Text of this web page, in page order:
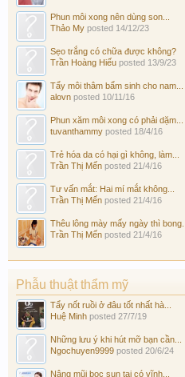
Phun môi xong nên dùng son...
Thảo My posted 14/12/23
Sẹo trắng có chữa được không?
Trần Hoàng Hiếu posted 13/9/23
Tẩy môi thâm bẩm sinh cho nam...
alovn posted 10/11/16
Phun xăm môi xong có phải dặm...
tuvanthammy posted 18/4/16
Trẻ hóa da có hại gì không, làm...
Trần Thị Mến posted 21/4/16
Tư vấn mắt: Hai mí mắt không...
Trần Thị Mến posted 21/4/16
Thêu lông mày mấy ngày thì bong...
Trần Thị Mến posted 21/4/16
Phẫu thuật thẩm mỹ
Tẩy nốt ruồi ở đâu tốt nhất hà...
Huệ Minh posted 27/7/19
Những lưu ý khi hút mỡ bạn cần...
Ngochuyen9999 posted 20/6/24
Nâng mũi bọc sụn tai có vĩnh...